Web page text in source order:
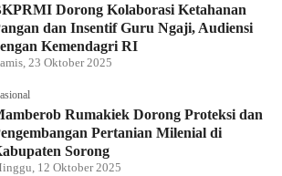
Dorong Kolaborasi Ketahanan
dan Insentif Guru Ngaji, Audiensi
Kemendagri RI
23 Oktober 2025
Rumakiek Dorong Proteksi dan
Pertanian Milenial di
Sorong
12 Oktober 2025